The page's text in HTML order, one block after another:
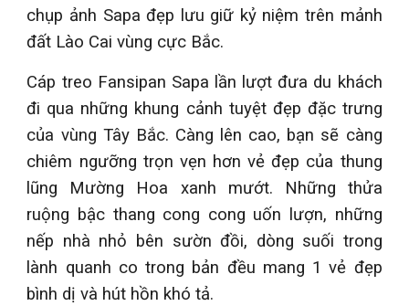
chụp ảnh Sapa đẹp lưu giữ kỷ niệm trên mảnh
đất Lào Cai vùng cực Bắc.
Cáp treo Fansipan Sapa lần lượt đưa du khách
đi qua những khung cảnh tuyệt đẹp đặc trưng
của vùng Tây Bắc. Càng lên cao, bạn sẽ càng
chiêm ngưỡng trọn vẹn hơn vẻ đẹp của thung
lũng Mường Hoa xanh mướt. Những thửa
ruộng bậc thang cong cong uốn lượn, những
nếp nhà nhỏ bên sườn đồi, dòng suối trong
lành quanh co trong bản đều mang 1 vẻ đẹp
bình dị và hút hồn khó tả.